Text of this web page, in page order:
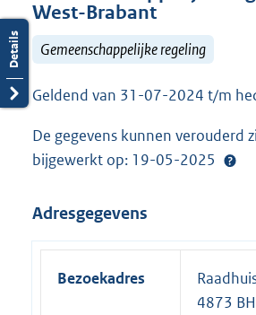
West-Brabant
Gemeenschappelijke regeling
Geldend van 31-07-2024 t/m
De gegevens kunnen verouderd
bijgewerkt op: 19-05-2025
Adresgegevens
Bezoekadres
4873